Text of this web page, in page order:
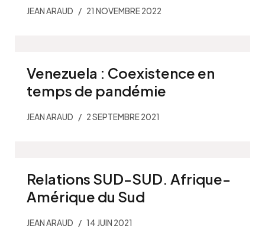
JEAN ARAUD 21 NOVEMBRE 2022
Venezuela : Coexistence en
temps de pandémie
JEAN ARAUD 2 SEPTEMBRE 2021
Relations SUD-SUD. Afrique-
Amérique du Sud
JEAN ARAUD 14 JUIN 2021